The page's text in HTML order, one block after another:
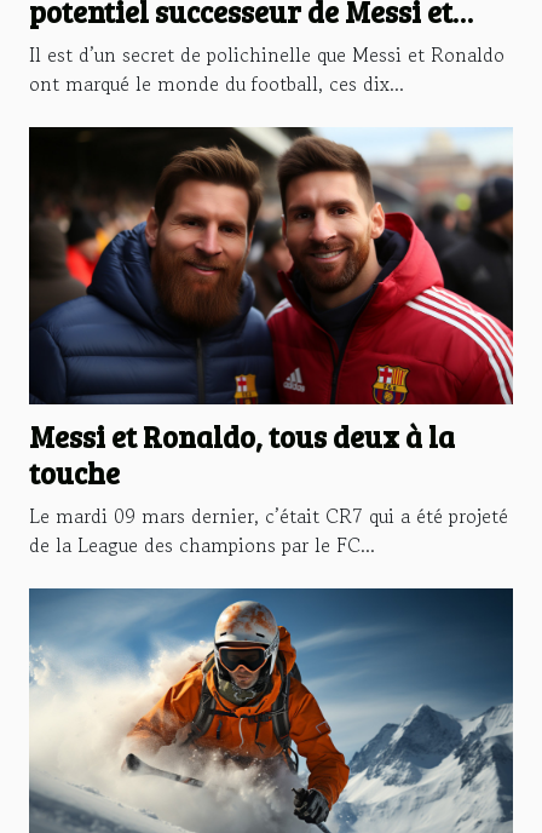
potentiel successeur de Messi et
Ronaldo ?
Il est d’un secret de polichinelle que Messi et Ronaldo
ont marqué le monde du football, ces dix...
Messi et Ronaldo, tous deux à la
touche
Le mardi 09 mars dernier, c’était CR7 qui a été projeté
de la League des champions par le FC...